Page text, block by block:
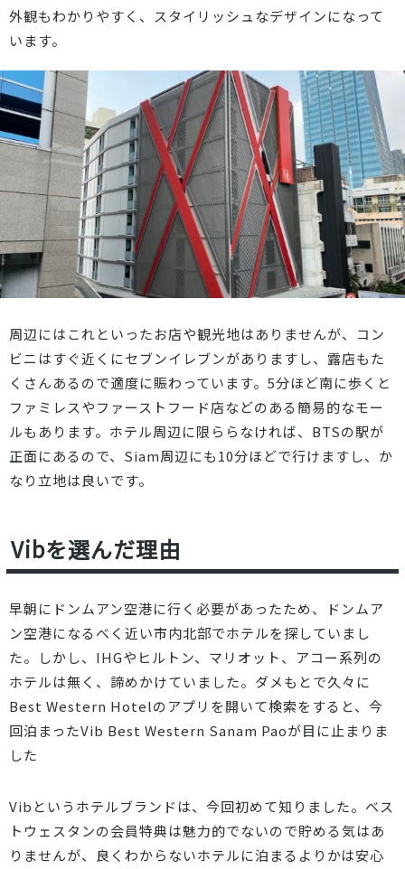
外観もわかりやすく、スタイリッシュなデザインになって
います。
周辺にはこれといったお店や観光地はありませんが、コン
ビニはすぐ近くにセブンイレブンがありますし、露店もた
くさんあるので適度に賑わっています。5分ほど南に歩くと
ファミレスやファーストフード店などのある簡易的なモー
ルもあります。ホテル周辺に限ららなければ、BTSの駅が
正面にあるので、Siam周辺にも10分ほどで行けますし、か
なり立地は良いです。
Vibを選んだ理由
早朝にドンムアン空港に行く必要があったため、ドンムア
ン空港になるべく近い市内北部でホテルを探していまし
た。しかし、IHGやヒルトン、マリオット、アコー系列の
ホテルは無く、諦めかけていました。ダメもとで久々に
Best Western Hotelのアプリを開いて検索をすると、今
回泊まったVib Best Western Sanam Paoが目に止まりま
した
Vibというホテルブランドは、今回初めて知りました。ベス
トウェスタンの会員特典は魅力的でないので貯める気はあ
りませんが、良くわからないホテルに泊まるよりかは安心